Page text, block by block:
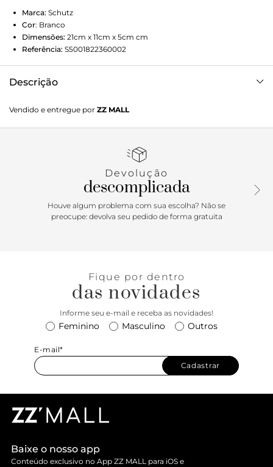
Marca: Schutz
Cor: Branco
Dimensões: 21cm x 11cm x 5cm cm
Referência: S5001822360002
Descrição
do estilo. Aparece em couro com estampa de monograma
e toques lisos – match perfeito que agrega muito ao
tiracolo removível é pura versatilidade. Seu fechamento é
na parte frontal, além do bagcharm personalizável.
Comprimento da alça tiracolo: 55 cm | Largura da alça
tiracolo: 1 cm. Comprimento da alça de mão: 19 cm |
Largura da alça de mão: 1 cm.
Vendido e entregue por ZZ MALL
Devolução
descomplicada
Houve algum problema com sua escolha? Não se
preocupe: devolva seu pedido de forma gratuita
Fique por dentro
das novidades
Informe seu e-mail e receba as novidades!
Feminino Masculino Outros
E-mail*
Cadastrar
Baixe o nosso app
Conteúdo exclusivo no App ZZ MALL para iOS e